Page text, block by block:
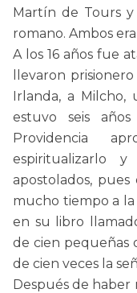
Martín de Tours
romano. Ambos
A los 16 años fue
llevaron
Irlanda, a
estuvo seis
Providencia
espiritualizarlo
apostolados,
mucho tiempo a la
en su libro
de cien pequeñas
de cien veces la
Después de haber